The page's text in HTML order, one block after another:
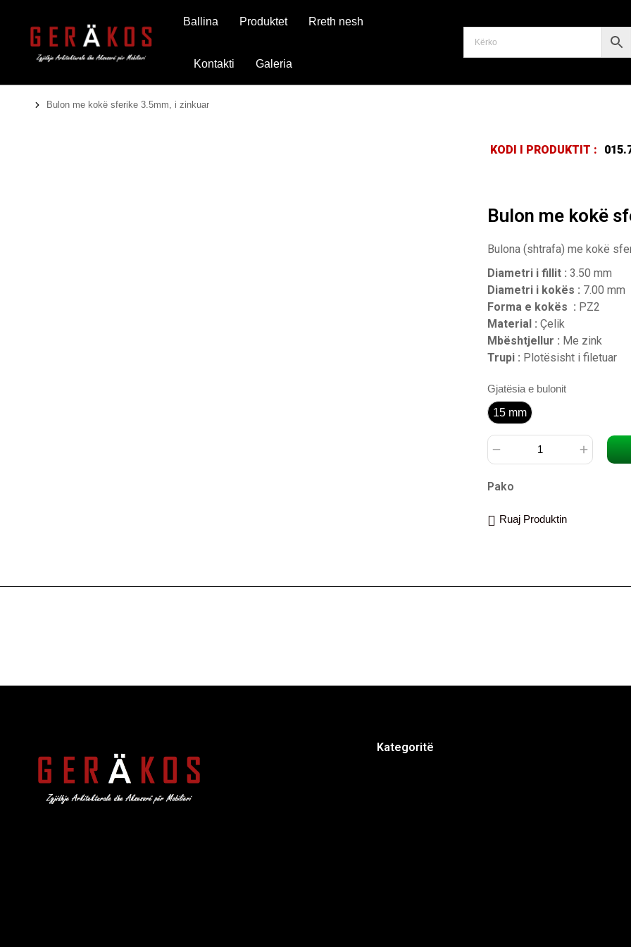
Ballina Produktet Rreth nesh
Kontakti Galeria
You are here:
Bulon me kokë sferike 3.5mm, i zinkuar
KODI I PRODUKTIT :
Bulon me kokë
Bulona (shtrafa) me kokë
Diametri i fillit : 3.50 mm
Diametri i kokës : 7.00 mm
Forma e kokës : PZ2
Material : Çelik
Mbështjellur : Me zink
Trupi : Plotësisht i filetuar
Gjatësia e bulonit
15 mm
15 mm
Pako
Ruaj Produktin
Kategoritë